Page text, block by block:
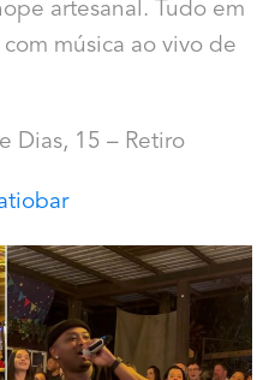
artesanal. Tudo em
música ao vivo de
Dias, 15 – Retiro